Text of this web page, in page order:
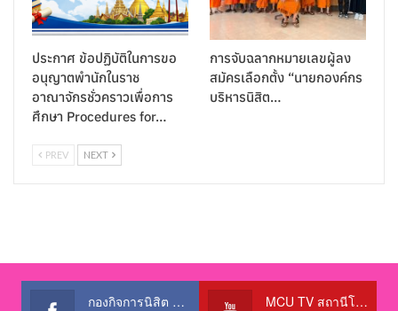
ประกาศ ข้อปฏิบัติในการขอ
อนุญาตพำนักในราช
อาณาจักรชั่วคราวเพื่อการ
ศึกษา Procedures for…
การจับฉลากหมายเลขผู้ลง
สมัครเลือกตั้ง “นายกองค์กร
บริหารนิสิต…
PREV NEXT
กองกิจการนิสิต สำนักงานอธิการบดี MCU TV สถานีโทรทัศน์เพื่อการศึกษา @OfficialTBCChannel